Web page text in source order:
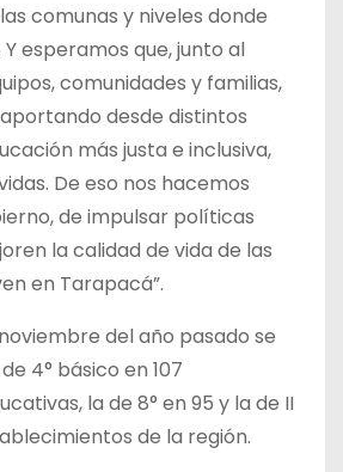
comunas y niveles donde
esperamos que, junto al
comunidades y familias,
desde distintos
más justa e inclusiva,
De eso nos hacemos
de impulsar políticas
la calidad de vida de las
en Tarapacá”.
del año pasado se
4° básico en 107
la de 8° en 95 y la de II
de la región.